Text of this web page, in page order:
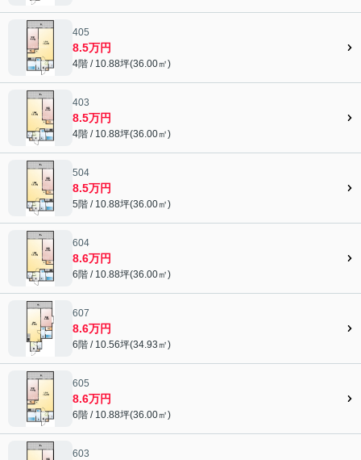
405
8.5万円
4階 / 10.88坪(36.00㎡)
403
8.5万円
4階 / 10.88坪(36.00㎡)
504
8.5万円
5階 / 10.88坪(36.00㎡)
604
8.6万円
6階 / 10.88坪(36.00㎡)
607
8.6万円
6階 / 10.56坪(34.93㎡)
605
8.6万円
6階 / 10.88坪(36.00㎡)
603